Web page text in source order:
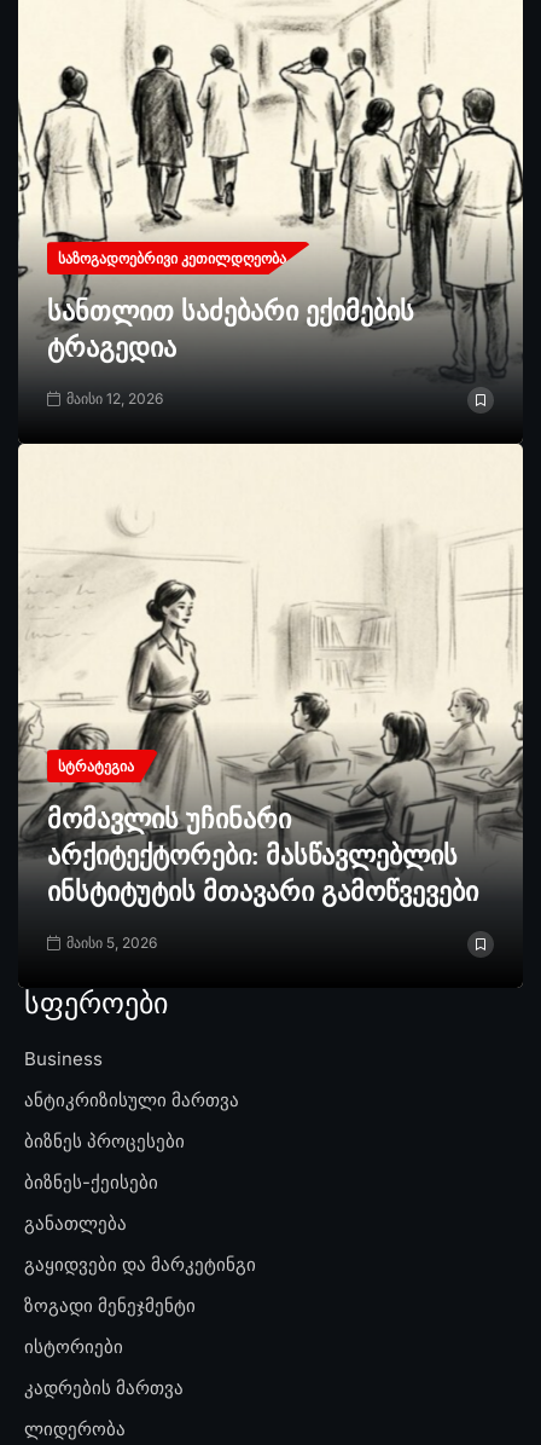
ᲡᲐᲖᲝᲒᲐᲓᲝᲔᲑᲠᲘᲕᲘ ᲙᲔᲗᲘᲚᲓᲦᲔᲝᲑᲐ
სანთლით საძებარი ექიმების
ტრაგედია
მაისი 12, 2026
ᲡᲢᲠᲐᲢᲔᲒᲘᲐ
მომავლის უჩინარი
არქიტექტორები: მასწავლებლის
ინსტიტუტის მთავარი გამოწვევები
მაისი 5, 2026
სფეროები
Business
ანტიკრიზისული მართვა
ბიზნეს პროცესები
ბიზნეს-ქეისები
განათლება
გაყიდვები და მარკეტინგი
ზოგადი მენეჯმენტი
ისტორიები
კადრების მართვა
ლიდერობა